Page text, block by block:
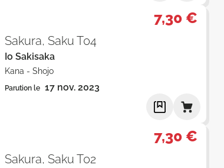
7,30 €
Sakura, Saku T04
Io Sakisaka
Kana - Shojo
Parution le 17 nov. 2023
7,30 €
Sakura, Saku T02